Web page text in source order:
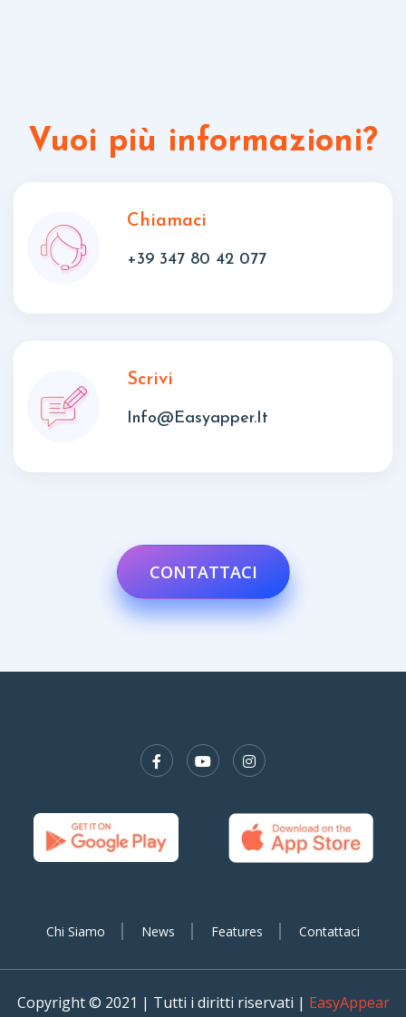
Vuoi più informazioni?
Chiamaci
+39 347 80 42 077
Scrivi
Info@easyapper.it
CONTATTACI
Chi Siamo News Features Contattaci
Copyright © 2021 | Tutti i diritti riservati | EasyAppear